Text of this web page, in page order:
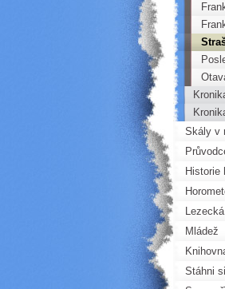
Skály v
Historie
Mládež
Stáhni si